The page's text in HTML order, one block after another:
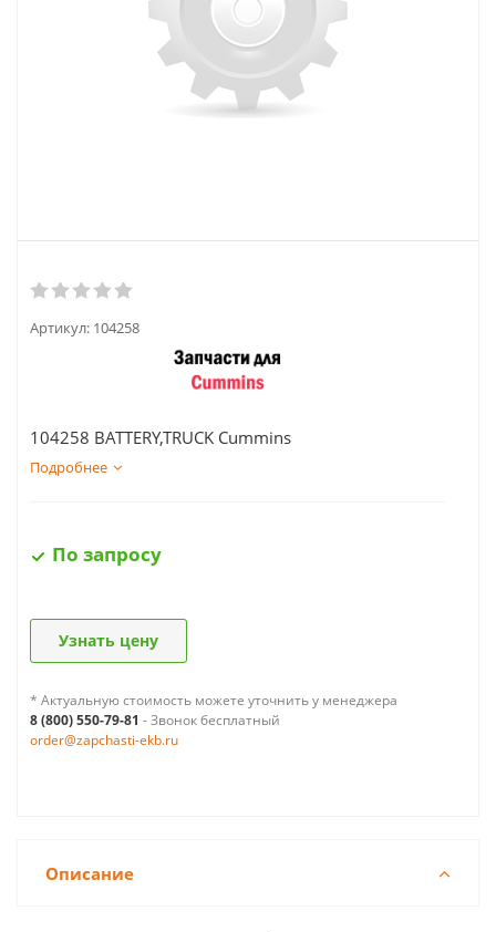
Артикул: 104258
104258 BATTERY,TRUCK Cummins
Подробнее
По запросу
Узнать цену
* Актуальную стоимость можете уточнить у менеджера
8 (800) 550-79-81 - Звонок бесплатный
order@zapchasti-ekb.ru
Описание